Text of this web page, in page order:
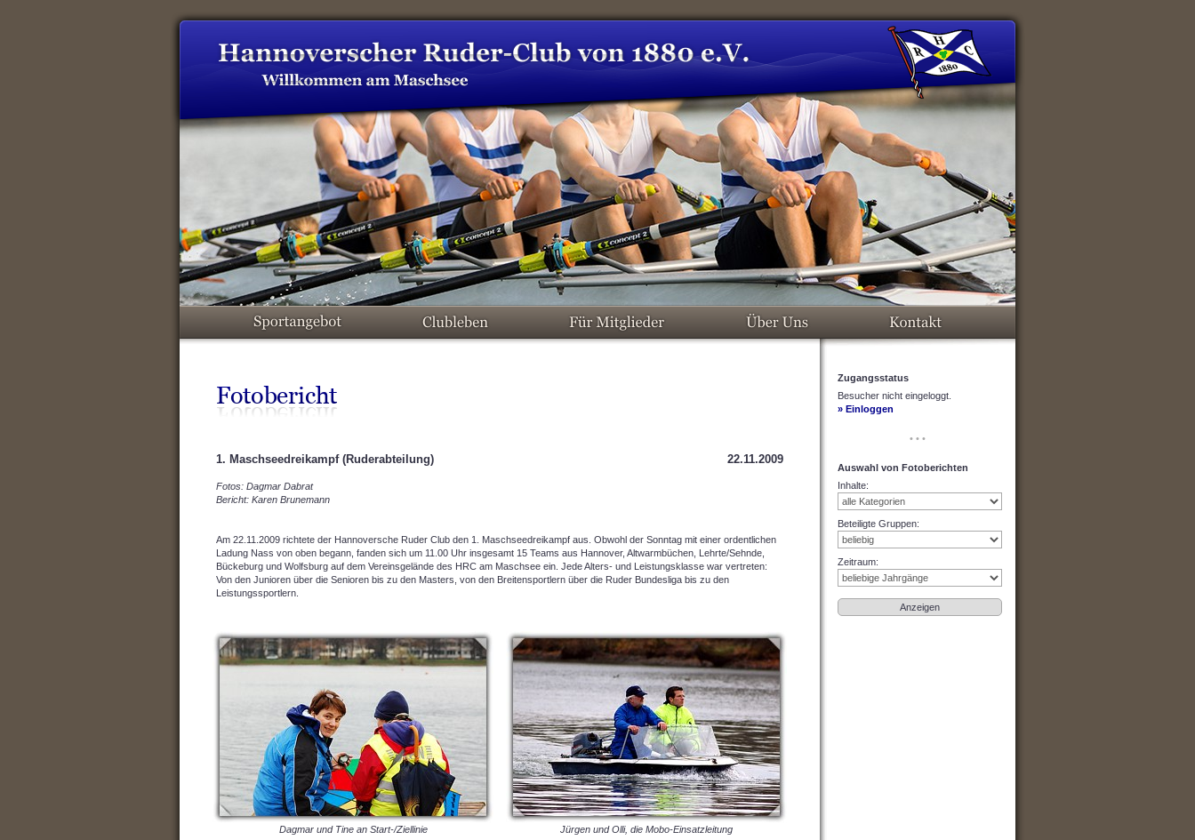
22.11.2009
1. Maschseedreikampf (Ruderabteilung)
Fotos: Dagmar Dabrat
Bericht: Karen Brunemann
Am 22.11.2009 richtete der Hannoversche Ruder Club den 1. Maschseedreikampf aus. Obwohl der Sonntag mit einer ordentlichen
Ladung Nass von oben begann, fanden sich um 11.00 Uhr insgesamt 15 Teams aus Hannover, Altwarmbüchen, Lehrte/Sehnde,
Bückeburg und Wolfsburg auf dem Vereinsgelände des HRC am Maschsee ein. Jede Alters- und Leistungsklasse war vertreten:
Von den Junioren über die Senioren bis zu den Masters, von den Breitensportlern über die Ruder Bundesliga bis zu den
Leistungssportlern.
Dagmar und Tine an Start-/Ziellinie Jürgen und Olli, die Mobo-Einsatzleitung
Zugangsstatus
Besucher nicht eingeloggt.
» Einloggen
• • •
Auswahl von Fotoberichten
Inhalte:
Beteiligte Gruppen:
Zeitraum: